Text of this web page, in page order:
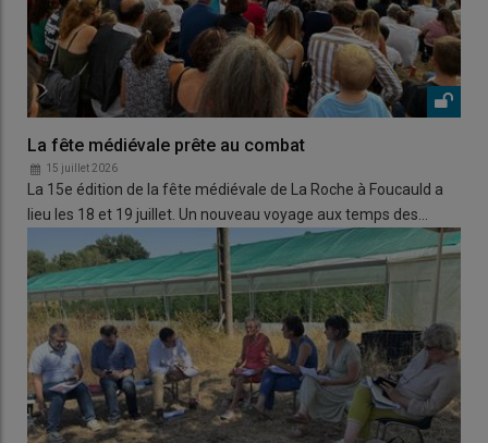
La fête médiévale prête au combat
15 juillet 2026
La 15e édition de la fête médiévale de La Roche à Foucauld a
lieu les 18 et 19 juillet. Un nouveau voyage aux temps des…